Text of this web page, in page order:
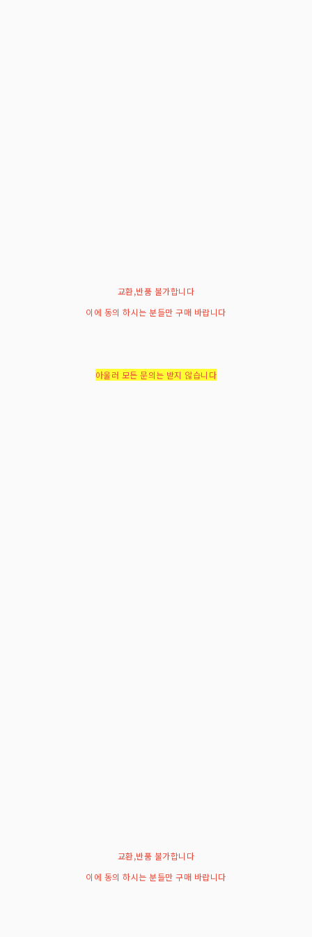
교환,반품 불가합니다
이에 동의 하시는 분들만 구매 바랍니다
아울러 모든 문의는 받지 않습니다
교환,반품 불가합니다
이에 동의 하시는 분들만 구매 바랍니다